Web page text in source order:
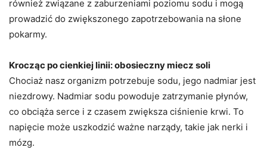
również związane z zaburzeniami poziomu sodu i mogą
prowadzić do zwiększonego zapotrzebowania na słone
pokarmy.
Krocząc po cienkiej linii: obosieczny miecz soli
Chociaż nasz organizm potrzebuje sodu, jego nadmiar jest
niezdrowy. Nadmiar sodu powoduje zatrzymanie płynów,
co obciąża serce i z czasem zwiększa ciśnienie krwi. To
napięcie może uszkodzić ważne narządy, takie jak nerki i
mózg.